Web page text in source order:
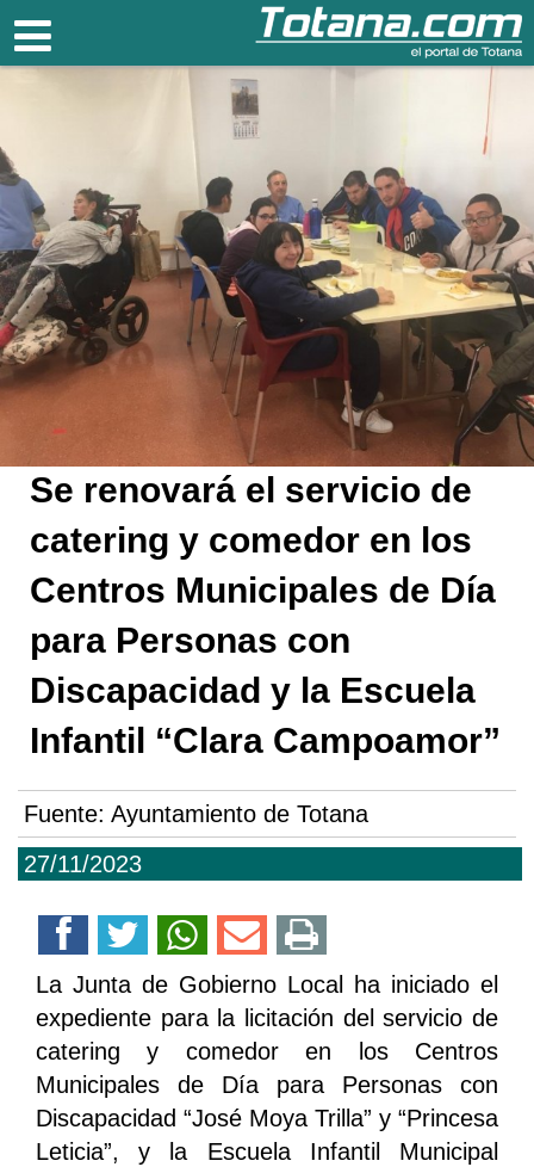
Totana.com
27/11/2023
Se renovará el servicio de
catering y comedor en los
Centros Municipales de Día
para Personas con
Discapacidad y la Escuela
Infantil “Clara Campoamor”
Fuente: Ayuntamiento de Totana
La Junta de Gobierno Local ha iniciado el
expediente para la licitación del servicio de
catering y comedor en los Centros
Municipales de Día para Personas con
Discapacidad “José Moya Trilla” y “Princesa
Leticia”, y la Escuela Infantil Municipal